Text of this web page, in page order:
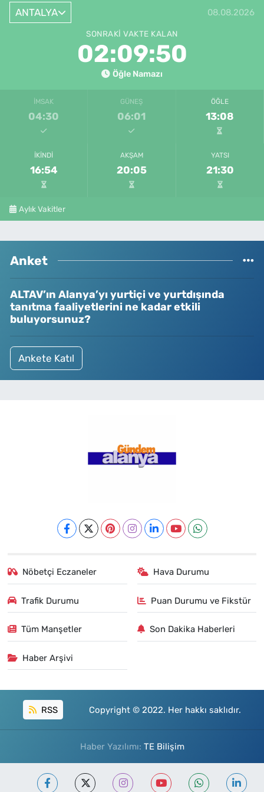
ANTALYA 08.08.2026
SONRAKI VAKTE KALAN
02:09:50
Öğle Namazı
İMSAK
04:30
GÜNEŞ
06:01
ÖĞLE
13:08
İKINDI
16:54
AKŞAM
20:05
YATSI
21:30
Aylık Vakitler
Anket
ALTAV’ın Alanya’yı yurtiçi ve yurtdışında
tanıtma faaliyetlerini ne kadar etkili
buluyorsunuz?
Ankete Katıl
Nöbetçi Eczaneler Hava Durumu
Trafik Durumu Puan Durumu ve Fikstür
Tüm Manşetler Son Dakika Haberleri
Haber Arşivi
RSS Copyright © 2022. Her hakkı saklıdır.
Haber Yazılımı: TE Bilişim